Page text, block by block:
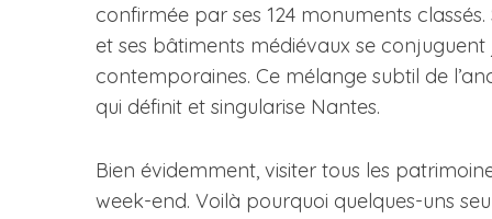
confirmée par ses 124 monuments
et ses bâtiments médiévaux se
contemporaines. Ce mélange subtil de
qui définit et singularise Nantes.
Bien évidemment, visiter tous les
week-end. Voilà pourquoi quelques-uns